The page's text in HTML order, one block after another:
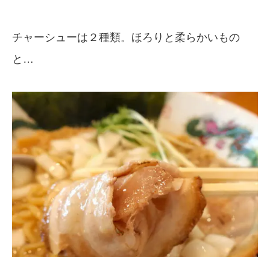
チャーシューは２種類。ほろりと柔らかいもの
と…